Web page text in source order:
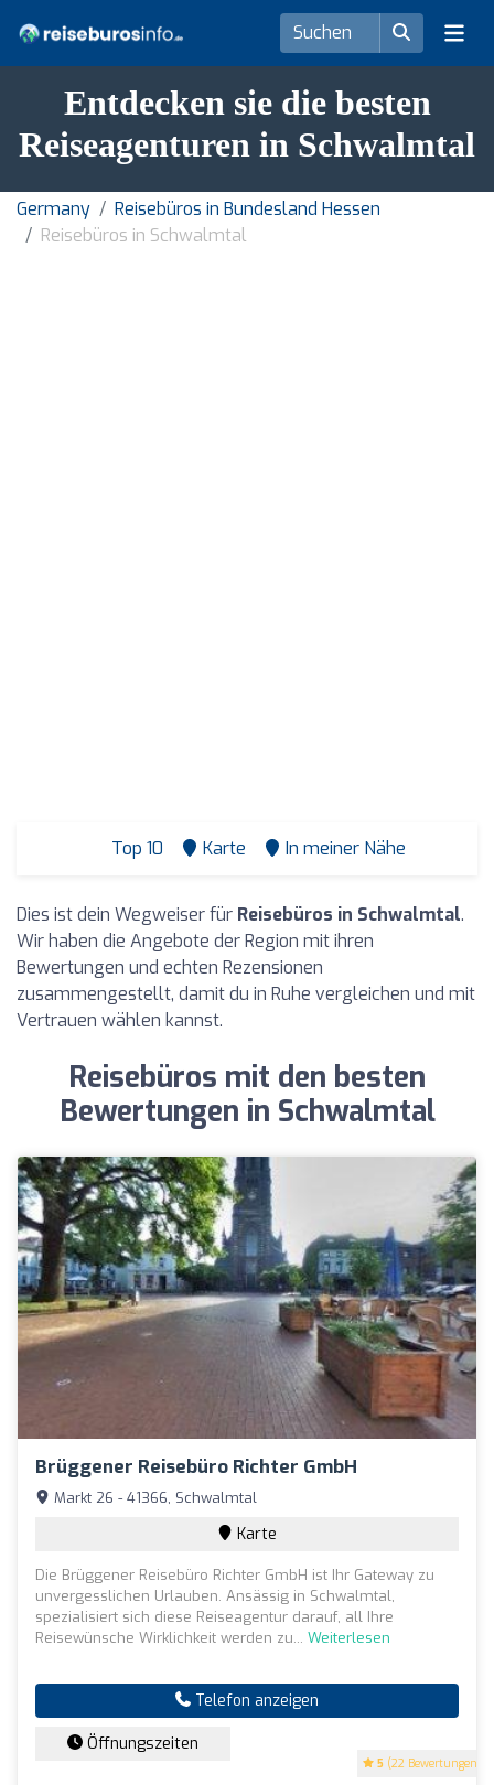
Entdecken sie die besten
Reiseagenturen in Schwalmtal
Germany
Reisebüros in Bundesland Hessen
Reisebüros in Schwalmtal
Top 10 Karte In meiner Nähe
Dies ist dein Wegweiser für Reisebüros in Schwalmtal.
Wir haben die Angebote der Region mit ihren
Bewertungen und echten Rezensionen
zusammengestellt, damit du in Ruhe vergleichen und mit
Vertrauen wählen kannst.
Reisebüros mit den besten
Bewertungen in Schwalmtal
Brüggener Reisebüro Richter GmbH
5 (22 Bewertungen)
Markt 26 - 41366, Schwalmtal
Karte
Die Brüggener Reisebüro Richter GmbH ist Ihr Gateway zu
unvergesslichen Urlauben. Ansässig in Schwalmtal,
spezialisiert sich diese Reiseagentur darauf, all Ihre
Reisewünsche Wirklichkeit werden zu... Weiterlesen
Telefon anzeigen
Öffnungszeiten